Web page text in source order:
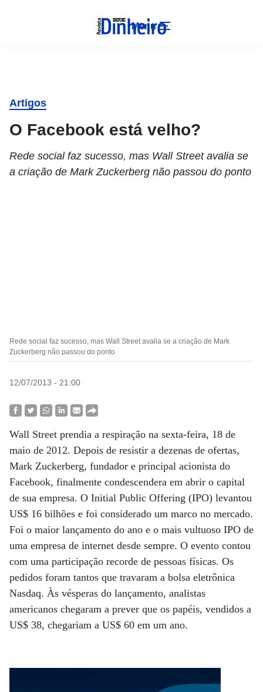
Menu
Artigos
O Facebook está velho?
Rede social faz sucesso, mas Wall Street avalia se
a criação de Mark Zuckerberg não passou do ponto
Rede social faz sucesso, mas Wall Street avalia se a criação de Mark
Zuckerberg não passou do ponto
12/07/2013 - 21:00
Wall Street prendia a respiração na sexta-feira, 18 de
maio de 2012. Depois de resistir a dezenas de ofertas,
Mark Zuckerberg, fundador e principal acionista do
Facebook, finalmente condescendera em abrir o capital
de sua empresa. O Initial Public Offering (IPO) levantou
US$ 16 bilhões e foi considerado um marco no mercado.
Foi o maior lançamento do ano e o mais vultuoso IPO de
uma empresa de internet desde sempre. O evento contou
com uma participação recorde de pessoas físicas. Os
pedidos foram tantos que travaram a bolsa eletrônica
Nasdaq. Às vésperas do lançamento, analistas
americanos chegaram a prever que os papéis, vendidos a
US$ 38, chegariam a US$ 60 em um ano.